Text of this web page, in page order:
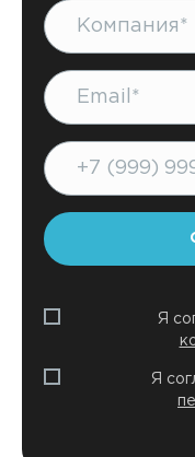
Компания
Почта
Телефон
Я
Я